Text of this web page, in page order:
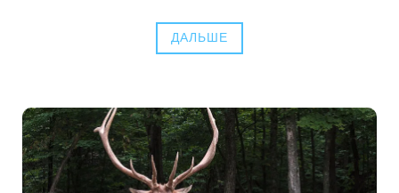
ДАЛЬШЕ